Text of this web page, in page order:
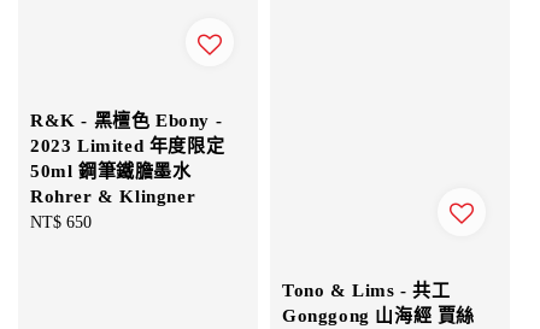
R&K - 黑檀色 Ebony -
2023 Limited 年度限定
50ml 鋼筆鐵膽墨水
Rohrer & Klingner
Regular
NT$ 650
Tono & Lims - 共工
Gonggong 山海經 賈絲